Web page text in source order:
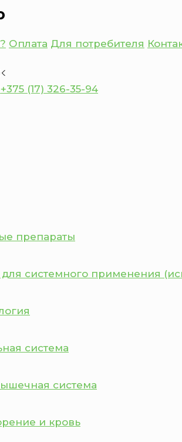
Оплата Для потребителя
+375 (17) 326-35-94
препараты
системного применения
система
система
и кровь